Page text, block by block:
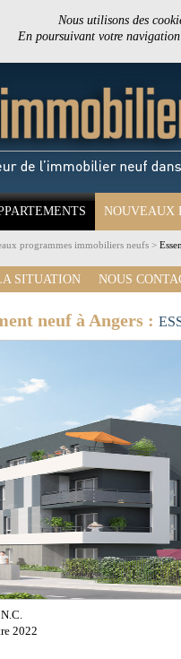
Nous utilisons des
En poursuivant votre
NOUVEAUX
programmes immobiliers neufs >
SITUATION NOUS
neuf à Angers :
2022